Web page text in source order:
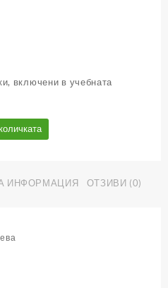
включени в учебната
ИНФОРМАЦИЯ ОТЗИВИ (0)